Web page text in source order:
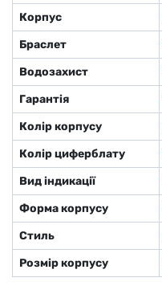
Корпус
Браслет
Водозахист
Гарантія
Колір корпусу
Колір циферблату
Вид індикації
Форма корпусу
Стиль
Розмір корпусу